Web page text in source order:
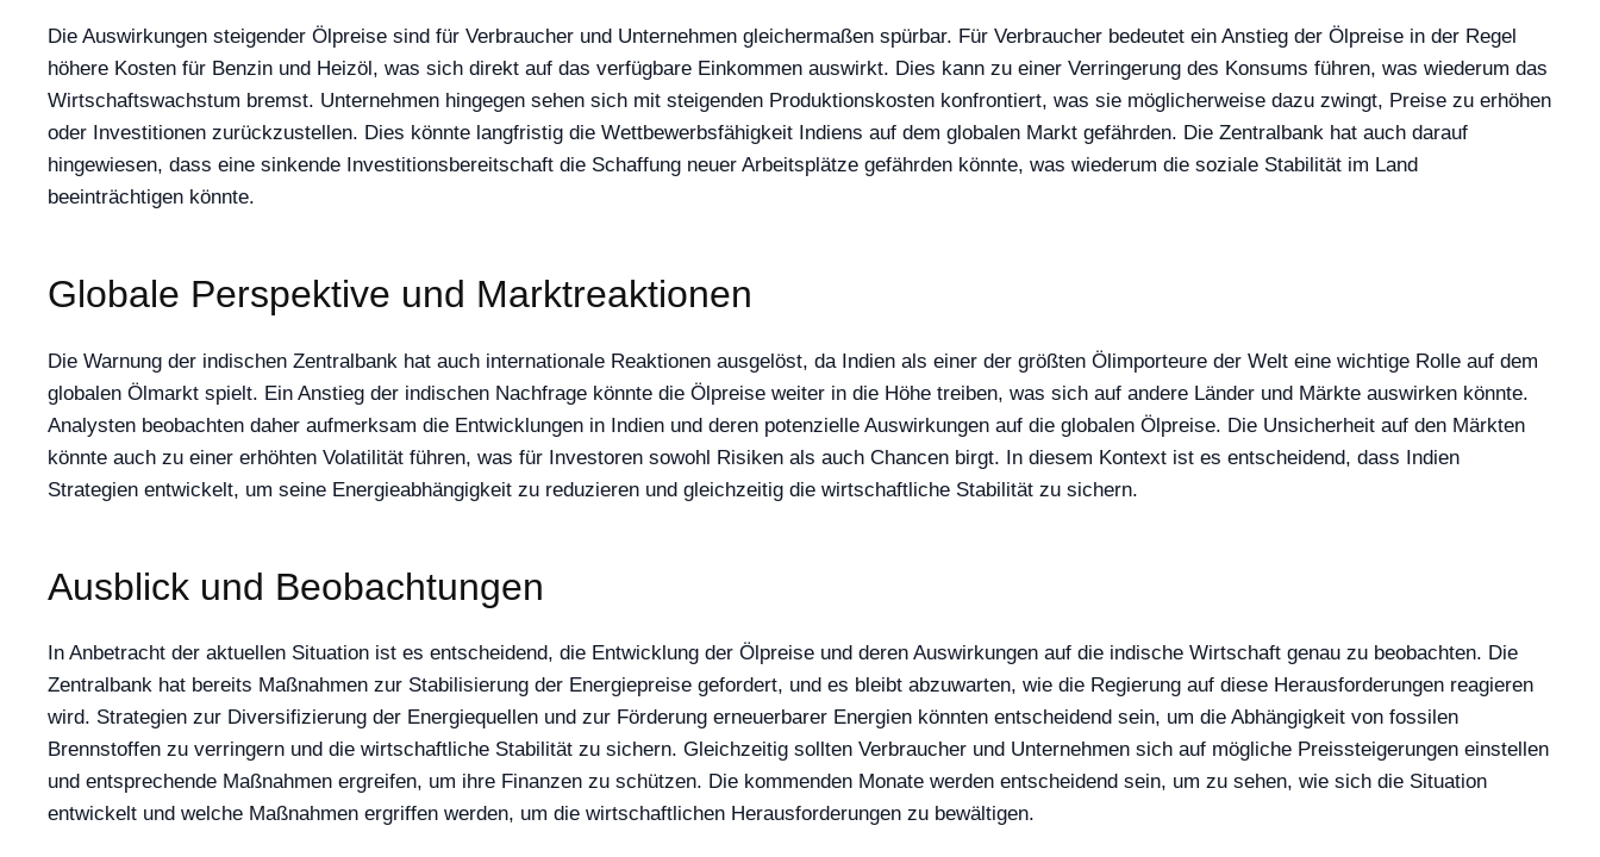
Die Auswirkungen steigender Ölpreise sind für Verbraucher und Unternehmen gleichermaßen spürbar. Für Verbraucher bedeutet ein Anstieg der Ölpreise in der Regel
höhere Kosten für Benzin und Heizöl, was sich direkt auf das verfügbare Einkommen auswirkt. Dies kann zu einer Verringerung des Konsums führen, was wiederum das
Wirtschaftswachstum bremst. Unternehmen hingegen sehen sich mit steigenden Produktionskosten konfrontiert, was sie möglicherweise dazu zwingt, Preise zu erhöhen
oder Investitionen zurückzustellen. Dies könnte langfristig die Wettbewerbsfähigkeit Indiens auf dem globalen Markt gefährden. Die Zentralbank hat auch darauf
hingewiesen, dass eine sinkende Investitionsbereitschaft die Schaffung neuer Arbeitsplätze gefährden könnte, was wiederum die soziale Stabilität im Land
beeinträchtigen könnte.
Globale Perspektive und Marktreaktionen
Die Warnung der indischen Zentralbank hat auch internationale Reaktionen ausgelöst, da Indien als einer der größten Ölimporteure der Welt eine wichtige Rolle auf dem
globalen Ölmarkt spielt. Ein Anstieg der indischen Nachfrage könnte die Ölpreise weiter in die Höhe treiben, was sich auf andere Länder und Märkte auswirken könnte.
Analysten beobachten daher aufmerksam die Entwicklungen in Indien und deren potenzielle Auswirkungen auf die globalen Ölpreise. Die Unsicherheit auf den Märkten
könnte auch zu einer erhöhten Volatilität führen, was für Investoren sowohl Risiken als auch Chancen birgt. In diesem Kontext ist es entscheidend, dass Indien
Strategien entwickelt, um seine Energieabhängigkeit zu reduzieren und gleichzeitig die wirtschaftliche Stabilität zu sichern.
Ausblick und Beobachtungen
In Anbetracht der aktuellen Situation ist es entscheidend, die Entwicklung der Ölpreise und deren Auswirkungen auf die indische Wirtschaft genau zu beobachten. Die
Zentralbank hat bereits Maßnahmen zur Stabilisierung der Energiepreise gefordert, und es bleibt abzuwarten, wie die Regierung auf diese Herausforderungen reagieren
wird. Strategien zur Diversifizierung der Energiequellen und zur Förderung erneuerbarer Energien könnten entscheidend sein, um die Abhängigkeit von fossilen
Brennstoffen zu verringern und die wirtschaftliche Stabilität zu sichern. Gleichzeitig sollten Verbraucher und Unternehmen sich auf mögliche Preissteigerungen einstellen
und entsprechende Maßnahmen ergreifen, um ihre Finanzen zu schützen. Die kommenden Monate werden entscheidend sein, um zu sehen, wie sich die Situation
entwickelt und welche Maßnahmen ergriffen werden, um die wirtschaftlichen Herausforderungen zu bewältigen.